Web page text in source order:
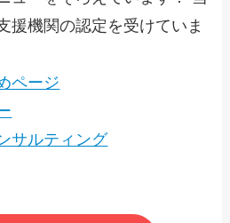
援機関の認定を受けていま
ページ
サルティング